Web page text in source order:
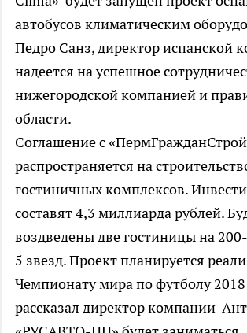
автобусов климатическим
Педро Санз, директор испанской
надеется на успешное
нижегородской компанией и
области.
Соглашение с
распространяется на
гостиничных комплексов.
составят 4,3 миллиарда рублей.
воздведены две гостиницы на
5 звезд. Проект планируется
Чемпионату мира по футболу
рассказал директор компании